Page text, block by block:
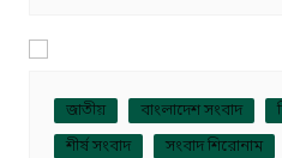
জাতীয় বাংলাদেশ সংবাদ
শীর্ষ সংবাদ
সংবাদ শিরোনাম